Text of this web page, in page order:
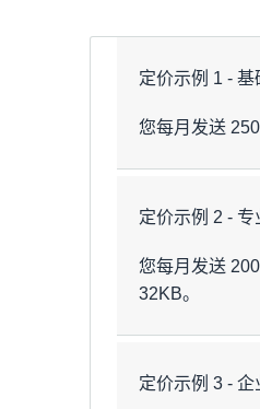
服务/功能
出站电子邮
证
租户
专用 IP – 标
专用 IP - 托
定价示例 1 - 基
您每月发送
传出邮件（基础
定价示例 2 - 专
您每月发送
32KB。
定价示例 3 - 企